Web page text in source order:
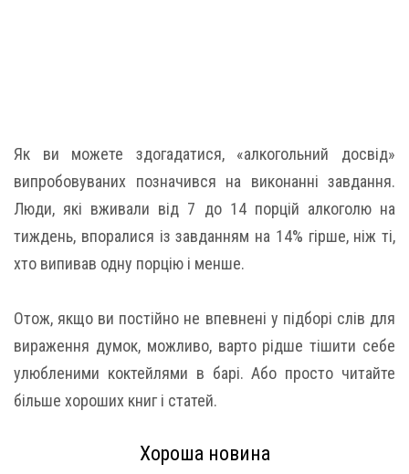
Як ви можете здогадатися, «алкогольний досвід»
випробовуваних позначився на виконанні завдання.
Люди, які вживали від 7 до 14 порцій алкоголю на
тиждень, впоралися із завданням на 14% гірше, ніж ті,
хто випивав одну порцію і менше.
Отож, якщо ви постійно не впевнені у підборі слів для
вираження думок, можливо, варто рідше тішити себе
улюбленими коктейлями в барі. Або просто читайте
більше хороших книг і статей.
Хороша новина